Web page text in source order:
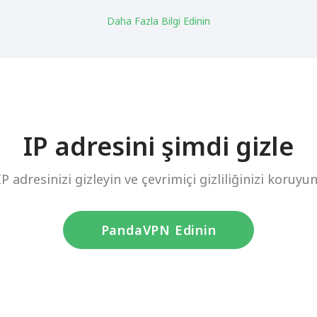
Daha Fazla Bilgi Edinin
IP adresini şimdi gizle
adresinizi gizleyin ve çevrimiçi gizliliğinizi
PandaVPN Edinin